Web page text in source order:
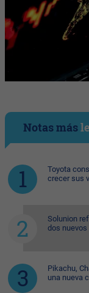
Notas más
Toyota
crecer sus
Solunion
dos
Pikachu,
una nueva